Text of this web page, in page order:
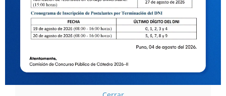
RESOLUCIONES RECTORALES
Ingresar